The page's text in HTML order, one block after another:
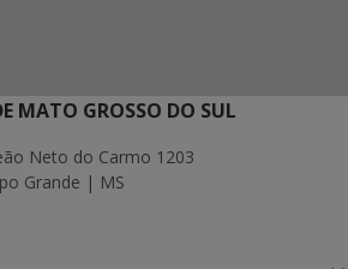
MATO GROSSO DO SUL
Neto do Carmo 1203
Grande | MS